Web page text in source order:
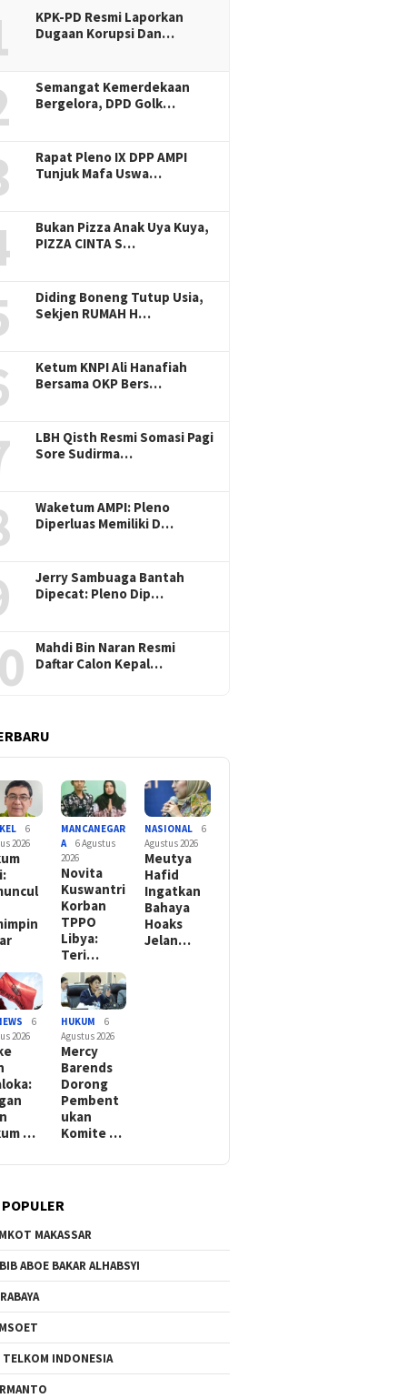
KPK-PD Resmi Laporkan
Dugaan Korupsi Dan…
Semangat Kemerdekaan
Bergelora, DPD Golk…
Rapat Pleno IX DPP AMPI
Tunjuk Mafa Uswa…
Bukan Pizza Anak Uya Kuya,
PIZZA CINTA S…
Diding Boneng Tutup Usia,
Sekjen RUMAH H…
Ketum KNPI Ali Hanafiah
Bersama OKP Bers…
LBH Qisth Resmi Somasi Pagi
Sore Sudirma…
Waketum AMPI: Pleno
Diperluas Memiliki D…
Jerry Sambuaga Bantah
Dipecat: Pleno Dip…
Mahdi Bin Naran Resmi
Daftar Calon Kepal…
6
2026
MANCANEGAR
A
6 Agustus
2026
Novita
Kuswantri
Korban
TPPO
Libya:
Teri…
NASIONAL
6
Agustus 2026
Meutya
Hafid
Ingatkan
Bahaya
Hoaks
Jelan…
6
2026
…
HUKUM
6
Agustus 2026
Mercy
Barends
Dorong
Pembent
ukan
Komite …
MAKASSAR
ABOE BAKAR ALHABSYI
INDONESIA